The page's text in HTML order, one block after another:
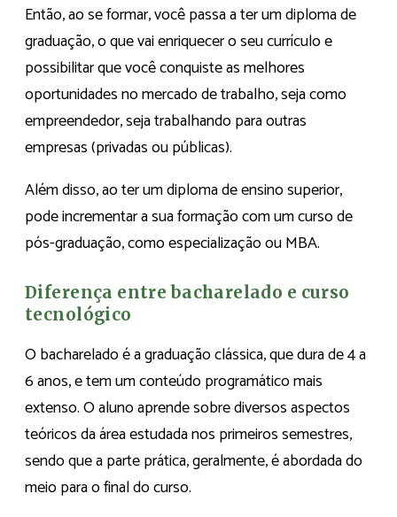
Então, ao se formar, você passa a ter um diploma de
graduação, o que vai enriquecer o seu currículo e
possibilitar que você conquiste as melhores
oportunidades no mercado de trabalho, seja como
empreendedor, seja trabalhando para outras
empresas (privadas ou públicas).
Além disso, ao ter um diploma de ensino superior,
pode incrementar a sua formação com um curso de
pós-graduação, como especialização ou MBA.
Diferença entre bacharelado e curso
tecnológico
O bacharelado é a graduação clássica, que dura de 4 a
6 anos, e tem um conteúdo programático mais
extenso. O aluno aprende sobre diversos aspectos
teóricos da área estudada nos primeiros semestres,
sendo que a parte prática, geralmente, é abordada do
meio para o final do curso.